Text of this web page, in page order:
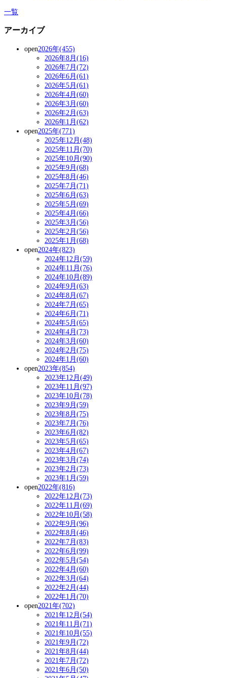
一覧
アーカイブ
open2026年(455)
2026年8月(16)
2026年7月(72)
2026年6月(61)
2026年5月(61)
2026年4月(60)
2026年3月(60)
2026年2月(63)
2026年1月(62)
open2025年(771)
2025年12月(48)
2025年11月(70)
2025年10月(90)
2025年9月(68)
2025年8月(46)
2025年7月(71)
2025年6月(63)
2025年5月(69)
2025年4月(66)
2025年3月(56)
2025年2月(56)
2025年1月(68)
open2024年(823)
2024年12月(59)
2024年11月(76)
2024年10月(89)
2024年9月(63)
2024年8月(67)
2024年7月(65)
2024年6月(71)
2024年5月(65)
2024年4月(73)
2024年3月(60)
2024年2月(75)
2024年1月(60)
open2023年(854)
2023年12月(49)
2023年11月(97)
2023年10月(78)
2023年9月(59)
2023年8月(75)
2023年7月(76)
2023年6月(82)
2023年5月(65)
2023年4月(67)
2023年3月(74)
2023年2月(73)
2023年1月(59)
open2022年(816)
2022年12月(73)
2022年11月(69)
2022年10月(58)
2022年9月(96)
2022年8月(46)
2022年7月(83)
2022年6月(99)
2022年5月(54)
2022年4月(60)
2022年3月(64)
2022年2月(44)
2022年1月(70)
open2021年(702)
2021年12月(54)
2021年11月(71)
2021年10月(55)
2021年9月(72)
2021年8月(44)
2021年7月(72)
2021年6月(50)